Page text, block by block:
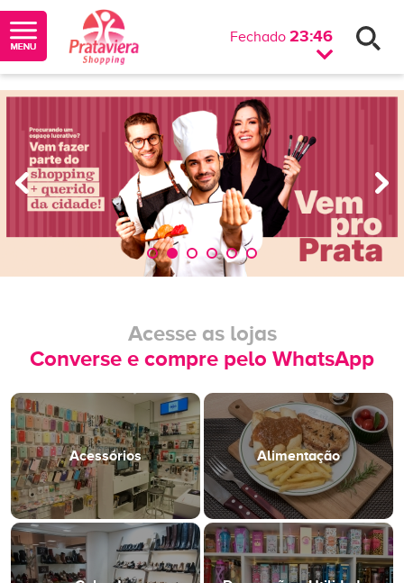
Fechado 23:46
Acesse as lojas
Converse e compre pelo WhatsApp
Acessórios Alimentação